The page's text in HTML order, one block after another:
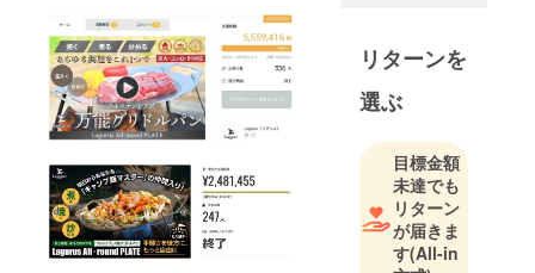
笑顔は周り
をハッピー
にしてくれ
がハッピー
になると、
子ども達は
もっとハッ
ピーになり
リターンを
選ぶ
目標金額
未達でも
リターン
が届きま
す(All-in